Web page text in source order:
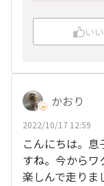
い
かおり
2022/10/17 12:59
こんにちは。
すね。今からワ
楽しんで走りま